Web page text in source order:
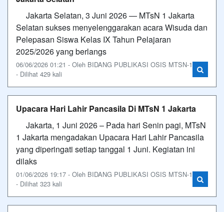
Jakarta Selatan, 3 Juni 2026 — MTsN 1 Jakarta
Selatan sukses menyelenggarakan acara Wisuda dan
Pelepasan Siswa Kelas IX Tahun Pelajaran
2025/2026 yang berlangs
06/06/2026 01:21 - Oleh BIDANG PUBLIKASI OSIS MTSN-1
- Dilihat 429 kali
Upacara Hari Lahir Pancasila Di MTsN 1 Jakarta
Jakarta, 1 Juni 2026 – Pada hari Senin pagi, MTsN
1 Jakarta mengadakan Upacara Hari Lahir Pancasila
yang diperingati setiap tanggal 1 Juni. Kegiatan ini
dilaks
01/06/2026 19:17 - Oleh BIDANG PUBLIKASI OSIS MTSN-1
- Dilihat 323 kali